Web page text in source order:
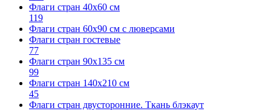
Флаги стран 40х60 см
119
Флаги стран 60x90 см с люверсами
Флаги стран гостевые
77
Флаги стран 90х135 см
99
Флаги стран 140х210 см
45
Флаги стран двусторонние. Ткань блэкаут